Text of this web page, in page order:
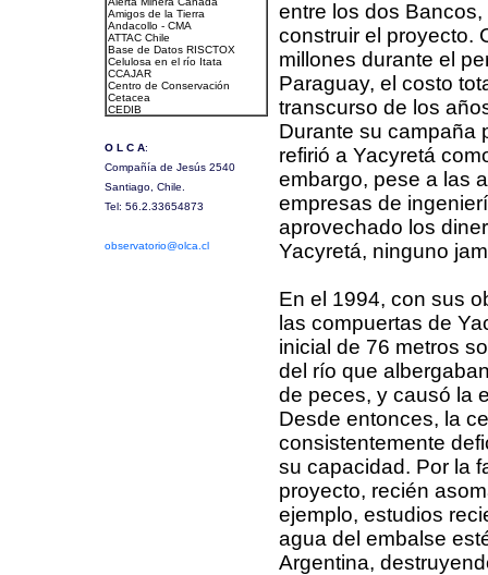
entre los dos
construir el proyecto.
millones durante el
Paraguay, el costo
transcurso de los
Durante su campaña
refirió a Yacyretá
embargo, pese a las
empresas de
aprovechado los
Yacyretá, ninguno
En el 1994, con sus
las compuertas de
inicial de 76 metros
del río que
de peces, y causó la
Desde entonces, la
consistentemente
su capacidad. Por la
proyecto, recién
ejemplo, estudios
agua del embalse
Argentina,